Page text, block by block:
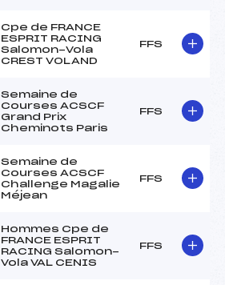
Cpe de FRANCE
ESPRIT RACING
Salomon-Vola
CREST VOLAND
FFS
Semaine de
Courses ACSCF
Grand Prix
Cheminots Paris
FFS
Semaine de
Courses ACSCF
Challenge Magalie
Méjean
FFS
Hommes Cpe de
FRANCE ESPRIT
RACING Salomon-
Vola VAL CENIS
FFS